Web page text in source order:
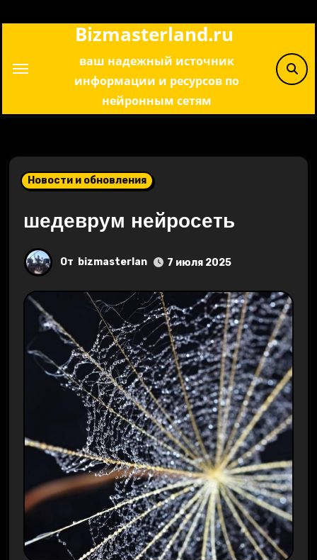
Bizmasterland.ru
ваш надежный источник
информации и ресурсов по
нейронным сетям
Новости и обновления
шедеврум нейросеть
От bizmasterlan 7 июля 2025